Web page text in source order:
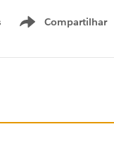
Compartilhar
Show menu